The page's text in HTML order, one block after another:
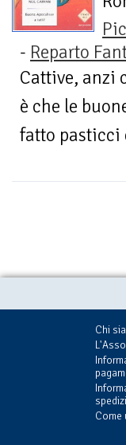
- Reparto
Cattive, anzi
è che le
fatto pasticci
Chi
Come